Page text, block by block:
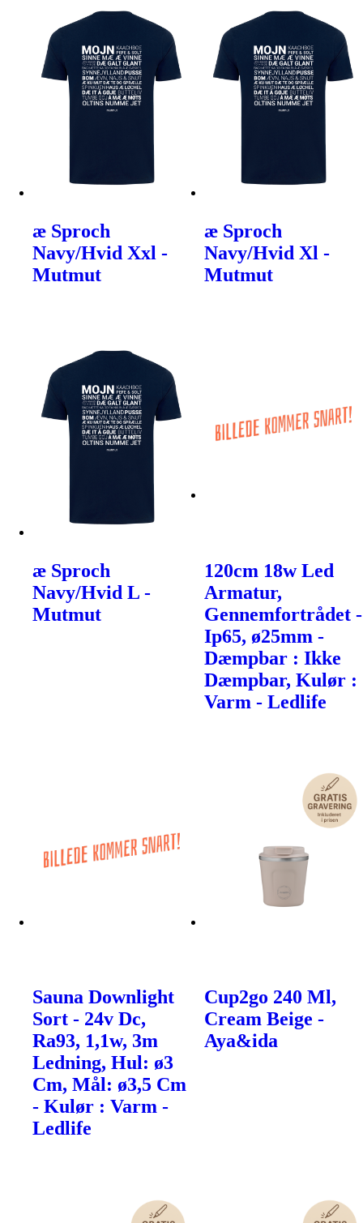
æ Sproch
Navy/Hvid Xxl -
Mutmut
æ Sproch
Navy/Hvid Xl -
Mutmut
æ Sproch
Navy/Hvid L -
Mutmut
120cm 18w Led
Armatur,
Gennemfortrådet -
Ip65, ø25mm -
Dæmpbar : Ikke
Dæmpbar, Kulør :
Varm - Ledlife
Sauna Downlight
Sort - 24v Dc,
Ra93, 1,1w, 3m
Ledning, Hul: ø3
Cm, Mål: ø3,5 Cm
- Kulør : Varm -
Ledlife
Cup2go 240 Ml,
Cream Beige -
Aya&ida